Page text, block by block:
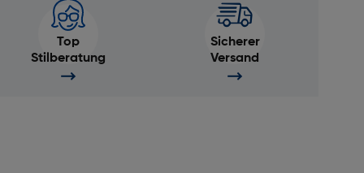
Top
Stilberatung
Sicherer
Versand